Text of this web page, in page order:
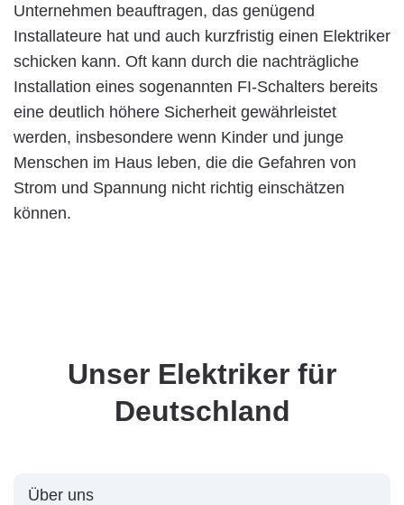
Unternehmen beauftragen, das genügend
Installateure hat und auch kurzfristig einen Elektriker
schicken kann. Oft kann durch die nachträgliche
Installation eines sogenannten FI-Schalters bereits
eine deutlich höhere Sicherheit gewährleistet
werden, insbesondere wenn Kinder und junge
Menschen im Haus leben, die die Gefahren von
Strom und Spannung nicht richtig einschätzen
können.
Unser Elektriker für
Deutschland
Über uns